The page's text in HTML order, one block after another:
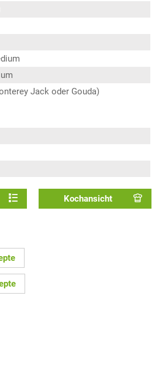
Jack oder Gouda)
Kochansicht